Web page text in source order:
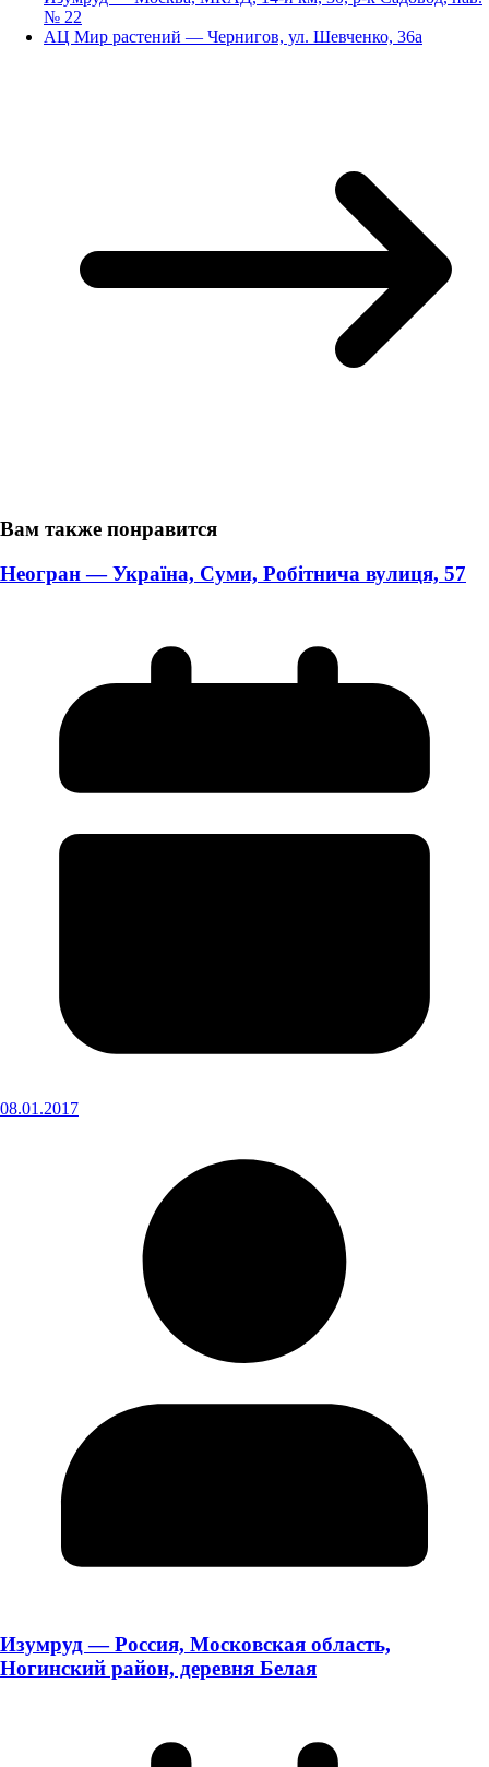
№ 22
АЦ Мир растений — Чернигов, ул. Шевченко, 36а
Вам также понравится
Неогран — Україна, Суми, Робітнича вулиця, 57
08.01.2017
Изумруд — Россия, Московская область,
Ногинский район, деревня Белая